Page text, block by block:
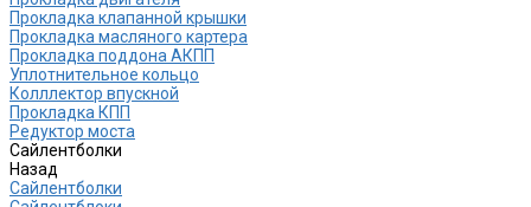
Прокладка клапанной крышки
Прокладка масляного картера
Прокладка поддона АКПП
Уплотнительное кольцо
Колллектор впускной
Прокладка КПП
Редуктор моста
Сайлентболки
Назад
Сайлентболки